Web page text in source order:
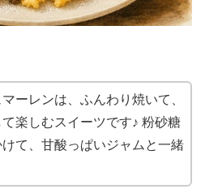
ーレンは、ふんわり焼いて、
楽しむスイーツです♪ 粉砂糖
て、甘酸っぱいジャムと一緒